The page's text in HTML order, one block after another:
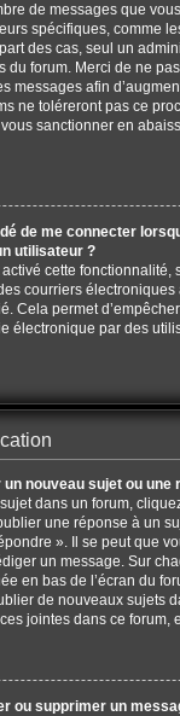
de messages que
spécifiques, comme
des cas, seul un
du forum. Merci de ne
messages afin
ne toléreront pas ce
sanctionner en
de me connecter
utilisateur ?
cette fonctionnalité,
courriers
Cela permet
électronique par des
nouveau sujet ou une
dans un forum,
une réponse à un
». Il se peut que
un message. Sur
en bas de l’écran du
de nouveaux sujets
jointes dans ce forum,
ou supprimer un